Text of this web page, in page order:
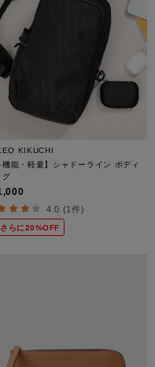
KIKUCHI
機能・軽量】シャドーライン ボディ
グ
4.0 (1件)
さらに20%OFF